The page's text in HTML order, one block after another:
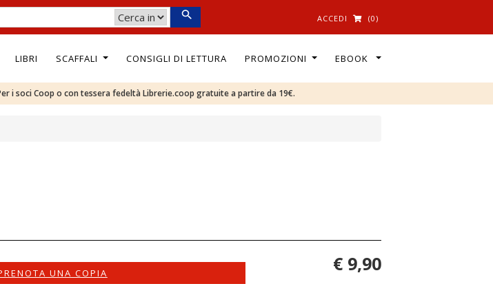
ACCEDI (0)
LIBRI SCAFFALI CONSIGLI DI LETTURA PROMOZIONI EBOOK
i soci Coop o con tessera fedeltà Librerie.coop gratuite a partire da 19€.
UNA COPIA € 9,90